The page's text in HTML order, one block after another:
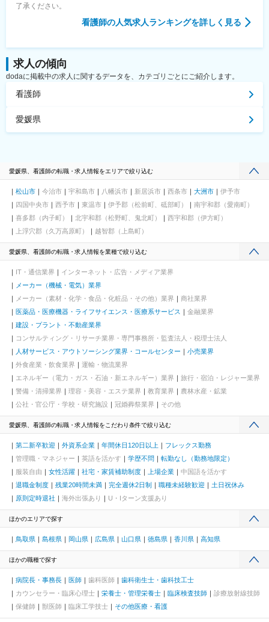
了承ください。
看護師の人気求人ランキングを詳しく見る
求人の傾向
dodaに掲載中の求人に関するデータを、カテゴリごとにご紹介します。
看護師
愛媛県
愛媛県、看護師の転職・求人情報をエリアで絞り込む
松山市 今治市 宇和島市 八幡浜市 新居浜市 西条市 大洲市
伊予市
四国中央市
西予市 東温市 伊予郡（松前町、砥部町）
南宇和郡（愛南町）
喜多郡（内子町）
北宇和郡（松野町、鬼北町）
西宇和郡（伊方町）
上浮穴郡（久万高原町）
越智郡（上島町）
愛媛県、看護師の転職・求人情報を業種で絞り込む
IT・通信業界
インターネット・広告・メディア業界
メーカー（機械・電気）業界
メーカー（素材・化学・食品・化粧品・その他）業界
商社業界
医薬品・医療機器・ライフサイエンス・医療系サービス
金融業界
建設・プラント・不動産業界
コンサルティング・リサーチ業界・専門事務所・監査法人・税理士法人
人材サービス・アウトソーシング業界・コールセンター
小売業界
外食産業・飲食業界
運輸・物流業界
エネルギー（電力・ガス・石油・新エネルギー）業界
旅行・宿泊・レジャー業界
警備・清掃業界
理容・美容・エステ業界 教育業界
農林水産・鉱業
公社・官公庁・学校・研究施設
冠婚葬祭業界 その他
愛媛県、看護師の転職・求人情報をこだわり条件で絞り込む
第二新卒歓迎 外資系企業 年間休日120日以上
フレックス勤務
管理職・マネジャー
英語を活かす 学歴不問
転勤なし（勤務地限定）
服装自由
女性活躍 社宅・家賃補助制度 上場企業
中国語を活かす
退職金制度
残業20時間未満 完全週休2日制 職種未経験歓迎
土日祝休み
原則定時退社
海外出張あり U・Iターン支援あり
ほかのエリアで探す
鳥取県 島根県 岡山県 広島県 山口県 徳島県 香川県 高知県
ほかの職種で探す
病院長・事務長 医師 歯科医師
歯科衛生士・歯科技工士
カウンセラー・臨床心理士
栄養士・管理栄養士 臨床検査技師
診療放射線技師
保健師
獣医師 臨床工学技士 その他医療・看護